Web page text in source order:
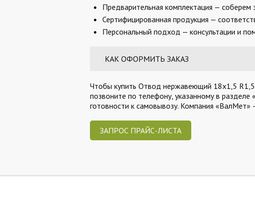
Предварительная комплектация — соберем
Сертифицированная продукция —
Персональный подход — консультации и
КАК ОФОРМИТЬ ЗАКАЗ
Чтобы купить Отвод нержавеющий 18х1,5
позвоните по телефону, указанному в
готовности к самовывозу. Компания
ЗАПРОС ПРАЙС-ЛИСТА